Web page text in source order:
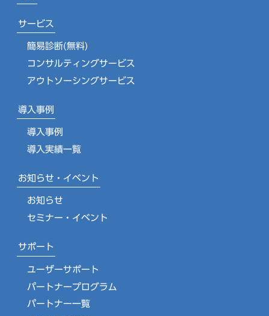
サービス
簡易診断(無料)
コンサルティングサービス
アウトソーシングサービス
導入事例
導入事例
導入実績一覧
お知らせ・イベント
お知らせ
セミナー・イベント
サポート
ユーザーサポート
パートナープログラム
パートナー一覧